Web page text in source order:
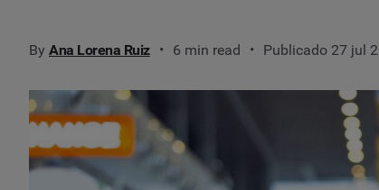
By Ana Lorena Ruiz 6 min read Publicado 27 jul